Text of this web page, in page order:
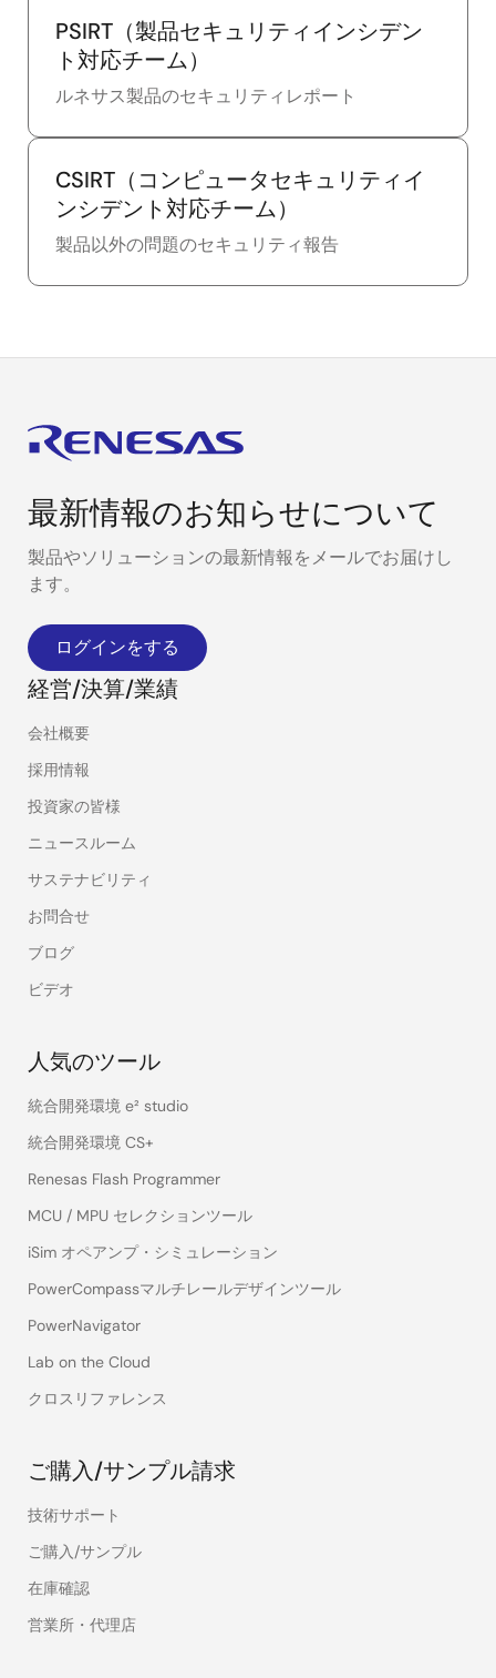
PSIRT（製品セキュリティインシデン
ト対応チーム）
ルネサス製品のセキュリティレポート
CSIRT（コンピュータセキュリティイ
ンシデント対応チーム）
製品以外の問題のセキュリティ報告
最新情報のお知らせについて
製品やソリューションの最新情報をメールでお届けし
ます。
ログインをする
経営/決算/業績
会社概要
採用情報
投資家の皆様
ニュースルーム
サステナビリティ
お問合せ
ブログ
ビデオ
人気のツール
統合開発環境 e² studio
統合開発環境 CS+
Renesas Flash Programmer
MCU / MPU セレクションツール
iSim オペアンプ・シミュレーション
PowerCompassマルチレールデザインツール
PowerNavigator
Lab on the Cloud
クロスリファレンス
ご購入/サンプル請求
技術サポート
ご購入/サンプル
在庫確認
営業所・代理店